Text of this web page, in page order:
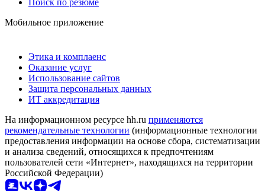
Мобильное приложение
Этика и комплаенс
Оказание услуг
Использование сайтов
Защита персональных данных
ИТ аккредитация
На информационном ресурсе hh.ru применяются
рекомендательные технологии (информационные технологии
предоставления информации на основе сбора, систематизации
и анализа сведений, относящихся к предпочтениям
пользователей сети «Интернет», находящихся на территории
Российской Федерации)